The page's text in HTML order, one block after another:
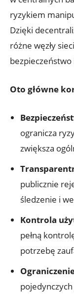
ryzykiem
Dzięki
różne węzły
Oto główne
ogranicza
zwiększa
publicznie
śledzenie‌ i
Kontrola
pełną⁣
potrzebę